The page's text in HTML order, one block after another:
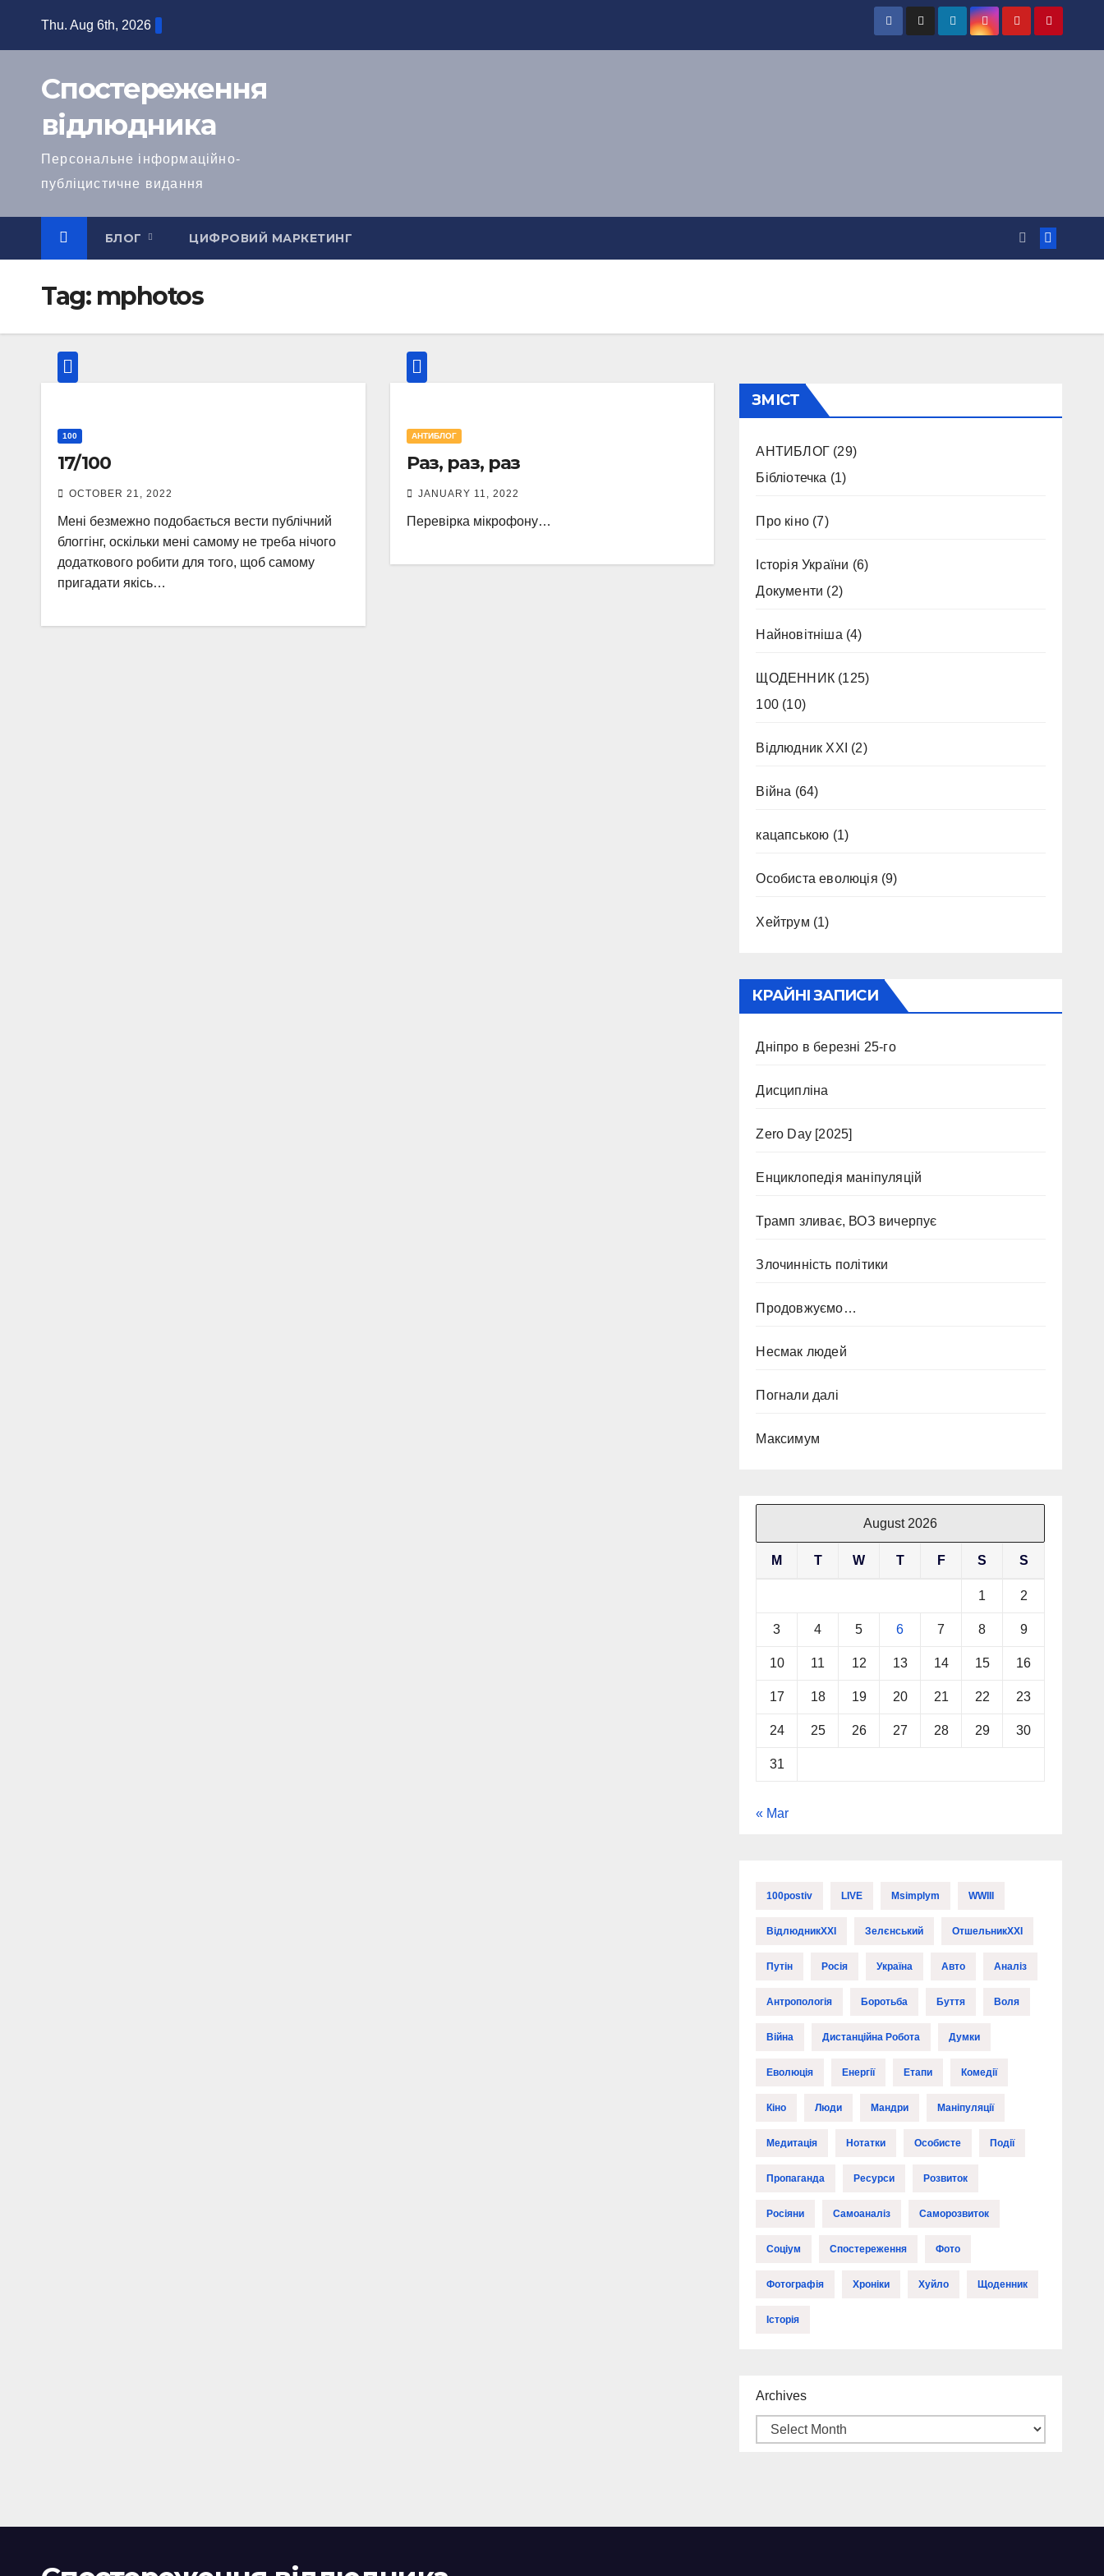
Thu. Aug 6th, 2026
Спостереження
відлюдника
Персональне інформаційно-
публіцистичне видання
БЛОГ ЦИФРОВИЙ МАРКЕТИНГ
Tag: mphotos
100
17/100
OCTOBER 21, 2022
Мені безмежно подобається вести публічний
блоггінг, оскільки мені самому не треба нічого
додаткового робити для того, щоб самому
пригадати якісь…
АНТИБЛОГ
Раз, раз, раз
JANUARY 11, 2022
Перевірка мікрофону…
ЗМІСТ
АНТИБЛОГ(29)
Бібліотечка (1)
Про кіно(7)
Історія України (6)
Документи (2)
Найновітніша (4)
ЩОДЕННИК(125)
100(10)
Відлюдник XXI (2)
Війна (64)
кацапською (1)
Особиста еволюція (9)
Хейтрум (1)
КРАЙНІ ЗАПИСИ
Дніпро в березні 25-го
Дисципліна
Zero Day [2025]
Енциклопедія маніпуляцій
Трамп зливає, ВОЗ вичерпує
Злочинність політики
Продовжуємо…
Несмак людей
Погнали далі
Максимум
August 2026
M T W T F S S
1 2
3 4 5 6 7 8 9
10 11 12 13 14 15 16
17 18 19 20 21 22 23
24 25 26 27 28 29 30
31
« Mar
100postiv LIVE Msimplym WWIII
ВідлюдникXXI Зелєнський ОтшельникXXI
Путін Росія Україна Авто Аналіз
Антропологія Боротьба Буття Воля
Війна Дистанційна Робота Думки
Еволюція Енергії Етапи Комедії
Кіно Люди Мандри Маніпуляції
Медитація Нотатки Особисте Події
Пропаганда Ресурси Розвиток
Росіяни Самоаналіз Саморозвиток
Соціум Спостереження Фото
Фотографія Хроніки Хуйло Щоденник
Історія
Archives